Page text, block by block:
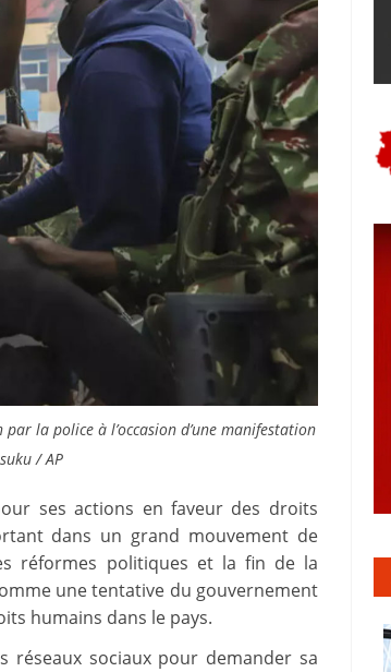
la police à l’occasion d’une manifestation
/ AP
ses actions en faveur des droits
dans un grand mouvement de
réformes politiques et la fin de la
une tentative du gouvernement
humains dans le pays.
réseaux sociaux pour demander sa